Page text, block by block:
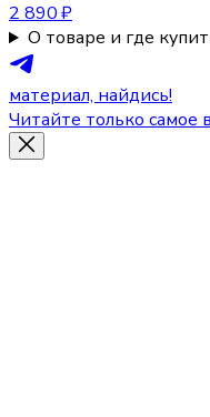
2 890 ₽
О товаре и где
материал, найдись!
Читайте только самое